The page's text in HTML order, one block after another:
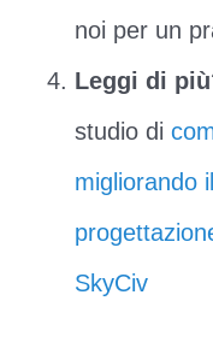
noi per un
Leggi di
studio di
migliorando
SkyCiv